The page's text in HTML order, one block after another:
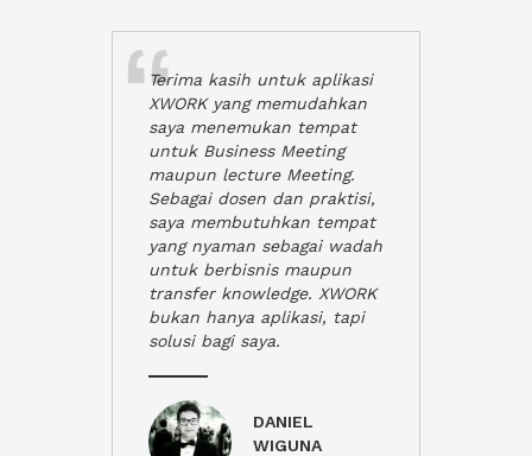
Terima kasih untuk aplikasi
XWORK yang memudahkan
saya menemukan tempat
untuk Business Meeting
maupun lecture Meeting.
Sebagai dosen dan praktisi,
saya membutuhkan tempat
yang nyaman sebagai wadah
untuk berbisnis maupun
transfer knowledge. XWORK
bukan hanya aplikasi, tapi
solusi bagi saya.
DANIEL
WIGUNA